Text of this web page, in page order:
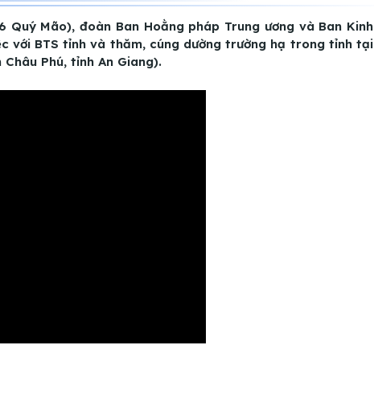
Quý Mão), đoàn Ban Hoằng pháp Trung ương và Ban Kinh
với BTS tỉnh và thăm, cúng dường trường hạ trong tỉnh tại
Phú, tỉnh An Giang).